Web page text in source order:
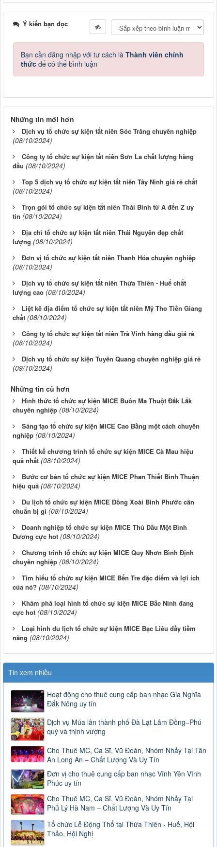
Ý kiến bạn đọc
Bạn cần đăng nhập với tư cách là Thành viên chính
thức để có thể bình luận
Những tin mới hơn
Dịch vụ tổ chức sự kiện tất niên Sóc Trăng chuyên nghiệp
(08/10/2024)
Công ty tổ chức sự kiện tất niên Sơn La chất lượng hàng
đầu (08/10/2024)
Top 5 dịch vụ tổ chức sự kiện tất niên Tây Ninh giá rẻ chất
(08/10/2024)
Trọn gói tổ chức sự kiện tất niên Thái Bình từ A đến Z uy
tín (08/10/2024)
Địa chỉ tổ chức sự kiện tất niên Thái Nguyên đẹp chất
lượng (08/10/2024)
Đơn vị tổ chức sự kiện tất niên Thanh Hóa chuyên nghiệp
(08/10/2024)
Dịch vụ tổ chức sự kiện tất niên Thừa Thiên - Huế chất
lượng cao (08/10/2024)
Liệt kê địa điểm tổ chức sự kiện tất niên Mỹ Tho Tiền Giang
chất (08/10/2024)
Công ty tổ chức sự kiện tất niên Trà Vinh hàng đầu giá rẻ
(08/10/2024)
Dịch vụ tổ chức sự kiện Tuyên Quang chuyên nghiệp giá rẻ
(09/10/2024)
Những tin cũ hơn
Hình thức tổ chức sự kiện MICE Buôn Ma Thuột Đắk Lắk
chuyên nghiệp (08/10/2024)
Sáng tạo tổ chức sự kiện MICE Cao Bằng một cách chuyên
nghiệp (08/10/2024)
Thiết kế chương trình tổ chức sự kiện MICE Cà Mau hiệu
quả nhất (08/10/2024)
Bước cơ bản tổ chức sự kiện MICE Phan Thiết Bình Thuận
hiệu quả (08/10/2024)
Du lịch tổ chức sự kiện MICE Đồng Xoài Bình Phước cần
chuẩn bị gì (08/10/2024)
Doanh nghiệp tổ chức sự kiện MICE Thủ Dầu Một Bình
Dương cực hot (08/10/2024)
Chương trình tổ chức sự kiện MICE Quy Nhơn Bình Định
chuyên nghiệp (08/10/2024)
Tìm hiểu tổ chức sự kiện MICE Bến Tre đặc điểm và lợi ích
của nó? (08/10/2024)
Khám phá loại hình tổ chức sự kiện MICE Bắc Ninh đang
cực hot (08/10/2024)
Loại hình du lịch tổ chức sự kiện MICE Bạc Liêu đầy tiềm
năng (08/10/2024)
Tin xem nhiều
Hoạt động cho thuê cung cấp ban nhạc Gia Nghĩa
Đắk Nông uy tín
Dịch vụ Múa lân thành phố Đà Lạt Lâm Đồng–Phú
quý và thịnh vượng
Cho Thuê MC, Ca Sĩ, Vũ Đoàn, Nhóm Nhảy Tại Tân
An Long An – Chất Lượng Và Uy Tín
Đơn vị cho thuê cung cấp ban nhạc Vĩnh Yên Vĩnh
Phúc uy tín
Cho Thuê MC, Ca Sĩ, Vũ Đoàn, Nhóm Nhảy Tại
Phủ Lý Hà Nam – Chất Lượng Và Uy Tín
Tổ chức Lễ Động Thổ tại Thừa Thiên - Huế, Hội
Thảo, Hội Nghị